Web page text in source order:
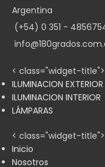
Argentina
(+54) 0 351 -
< class="widget-
ILUMINACION EXTERIOR
ILUMINACION INTERIOR
LÁMPARAS
< class="widget-
Inicio
Nosotros